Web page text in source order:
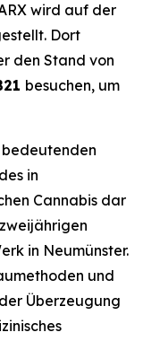
wird auf der
Dort
den Stand von
besuchen, um
bedeutenden
in
Cannabis dar
in Neumünster.
und
Überzeugung